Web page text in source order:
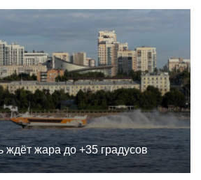
жара до +35 градусов